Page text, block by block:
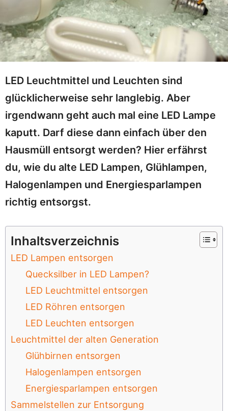
LED Leuchtmittel und Leuchten sind
glücklicherweise sehr langlebig. Aber
irgendwann geht auch mal eine LED Lampe
kaputt. Darf diese dann einfach über den
Hausmüll entsorgt werden? Hier erfährst
du, wie du alte LED Lampen, Glühlampen,
Halogenlampen und Energiesparlampen
richtig entsorgst.
Inhaltsverzeichnis
LED Lampen entsorgen
Quecksilber in LED Lampen?
LED Leuchtmittel entsorgen
LED Röhren entsorgen
LED Leuchten entsorgen
Leuchtmittel der alten Generation
Glühbirnen entsorgen
Halogenlampen entsorgen
Energiesparlampen entsorgen
Sammelstellen zur Entsorgung